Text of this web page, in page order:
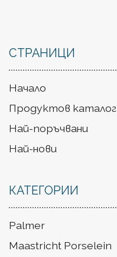
СТРАНИЦИ
Начало
Продуктов каталог
Най-поръчвани
Най-нови
КАТЕГОРИИ
Palmer
Maastricht Porselein